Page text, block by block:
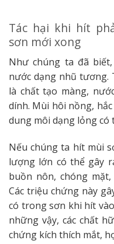
Tác hại khi hít
sơn mới xong
Như chúng ta đã
nước dạng nhũ tương.
là chất tạo màng,
dính. Mùi hôi nồng,
dung môi dạng lỏng có
Nếu chúng ta hít mùi
lượng lớn có thể gây
buồn nôn, chóng
Các triệu chứng này
có trong sơn khi hít
những vậy, các chất
chứng kích thích mắt,